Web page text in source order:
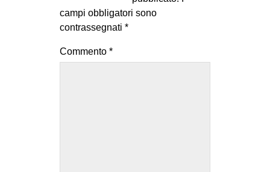
campi obbligatori sono
contrassegnati *
Commento *